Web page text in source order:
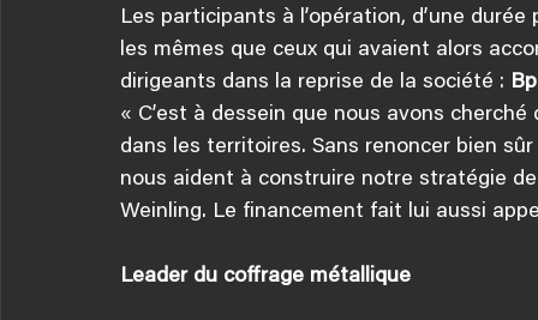
Les participants à l’opération, d’une
les mêmes que ceux qui avaient alors
dirigeants dans la reprise de la société :
« C’est à dessein que nous avons
dans les territoires. Sans renoncer bien
nous aident à construire notre stratégie
Weinling. Le financement fait lui aussi
Leader du coffrage métallique